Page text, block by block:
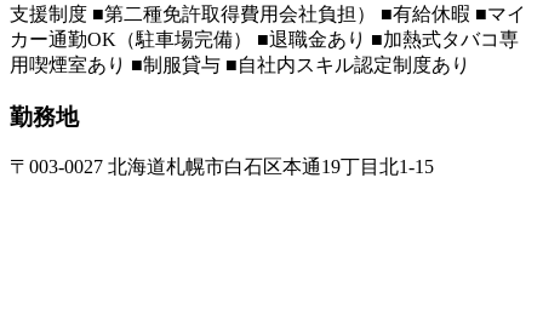
支援制度 ■第二種免許取得費用会社負担） ■有給休暇 ■マイ
カー通勤OK（駐車場完備） ■退職金あり ■加熱式タバコ専
用喫煙室あり ■制服貸与 ■自社内スキル認定制度あり
勤務地
〒003-0027 北海道札幌市白石区本通19丁目北1-15